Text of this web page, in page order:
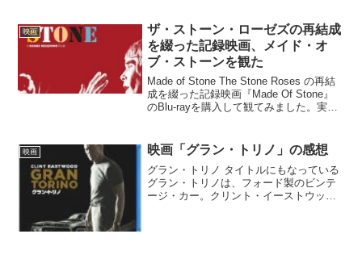
映画
ザ・ストーン・ローゼズの再結成
を綴った記録映画、メイド・オ
ブ・ストーンを観た
Made of Stone The Stone Roses の再結
成を綴った記録映画『Made Of Stone』
のBlu-rayを購入して観てみました。実は
すね (^^...
映画 映画「グラン・トリノ」の感想
グラン・トリノ タイトルにもなっている
グラン・トリノは、フォード製のビンテ
ージ・カー。クリント・イーストウッド